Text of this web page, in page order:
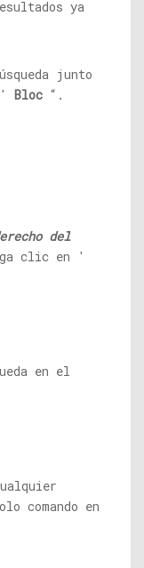
ya
junto
' Bloc “.
del
clic en '
en el
comando en